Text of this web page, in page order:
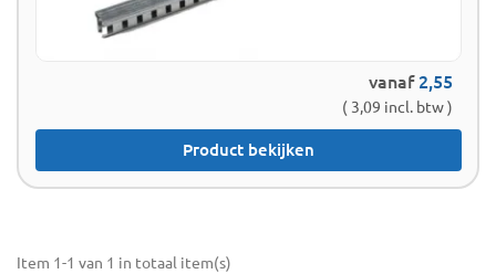
vanaf 2,55
( 3,09 incl. btw )
Product bekijken
Item 1-1 van 1 in totaal item(s)